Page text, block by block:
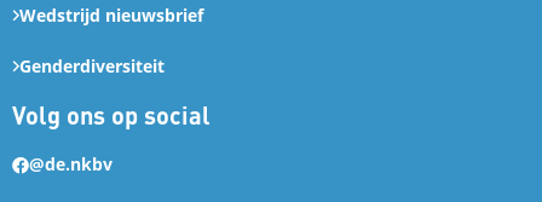
Wedstrijd nieuwsbrief
Genderdiversiteit
Volg ons op social
@de.nkbv